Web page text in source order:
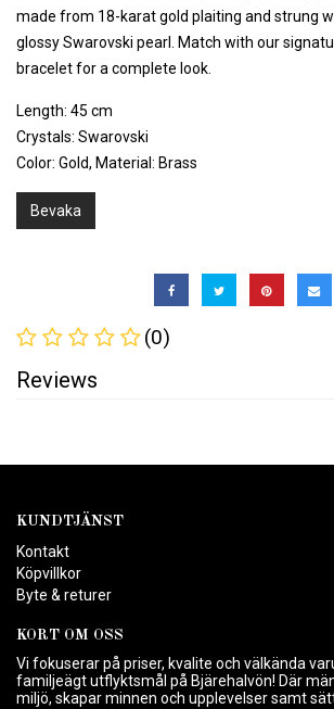
made from 18-karat gold plaiting and strung
glossy Swarovski pearl. Match with our
bracelet for a complete look.
Length: 45 cm
Crystals: Swarovski
Color: Gold, Material: Brass
Bevaka
(0)
Reviews
KUNDTJÄNST
Kontakt
Köpvillkor
Byte & returer
KORT OM OSS
Vi fokuserar på priser, kvalite och välkända
familjeägt utflyktsmål på Bjärehalvön! Där
miljö, skapar minnen och upplevelser samt